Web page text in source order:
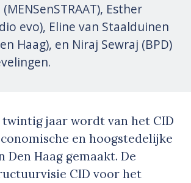
Esther
evo), Eline van Staalduinen
Haag), en Niraj Sewraj (BPD)
twintig jaar wordt van het CID
en hoogstedelijke
Den Haag gemaakt. De
CID voor het